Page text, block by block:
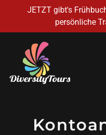
JETZT gibt's
persönliche